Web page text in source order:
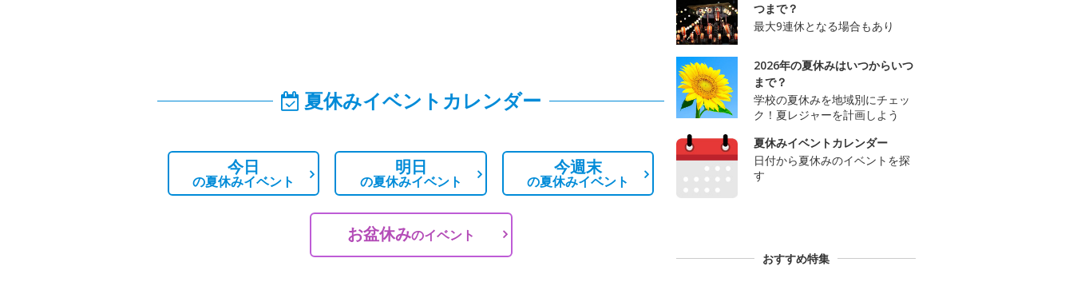
夏休みイベントカレンダー
今日
の夏休みイベント
明日
の夏休みイベント
今週末
の夏休みイベント
お盆休みのイベント
つまで？
最大9連休となる場合もあり
2026年の夏休みはいつからいつ
まで？
学校の夏休みを地域別にチェッ
ク！夏レジャーを計画しよう
夏休みイベントカレンダー
日付から夏休みのイベントを探
す
おすすめ特集